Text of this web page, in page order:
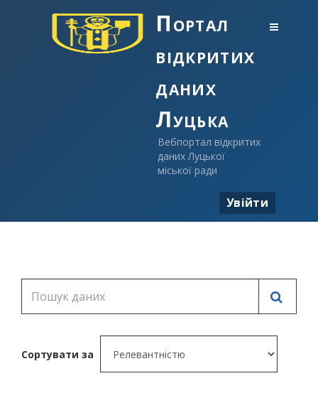
Портал
відкритих
даних
Луцька
Вебпортал відкритих
даних Луцької
міської ради
Увійти
Сортувати за